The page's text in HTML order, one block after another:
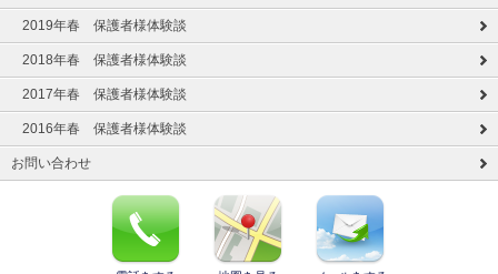
2019年春 保護者様体験談
2018年春 保護者様体験談
2017年春 保護者様体験談
2016年春 保護者様体験談
お問い合わせ